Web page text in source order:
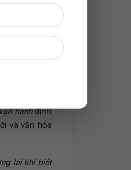
– tiếng nói
chính xác
hànhđịnh
và văn hóa
lai khi biết